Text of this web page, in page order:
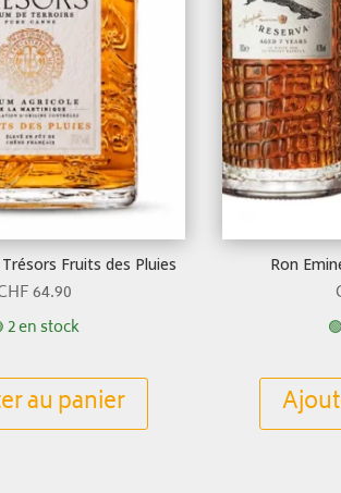
Fruits des Pluies
64.90
2 en stock
au panier
Ron